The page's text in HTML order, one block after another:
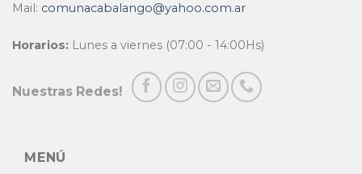
Mail: comunacabalango@yahoo.com.ar
Horarios: Lunes a viernes (07:00 - 14:00Hs)
Nuestras Redes!
MENÚ